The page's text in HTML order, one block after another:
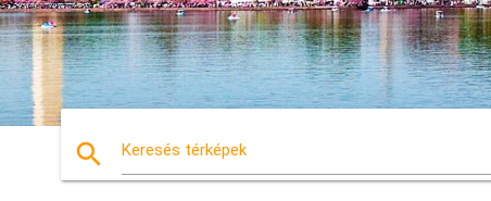
search Keresés térképek